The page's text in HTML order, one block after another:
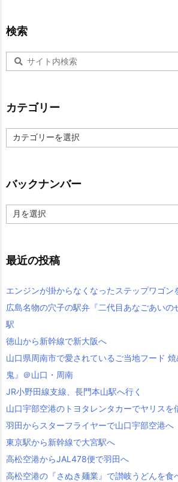
検索
カテゴリー
テ
ー
バックナンバー
ッ
ン
バ
最近の投稿
エンジンが掛からなくなったステップワゴン
広島名物の穴子の駅弁『二代目あなごあいの
駅
徳山から新幹線で新大阪へ
山口県周南市で愛されているご当地フード
鬼』＠山口・周南
JR小野田線支線、長門本山駅へ行く
山口宇部空港のトヨタレンタカーでヤリスを
羽田からスターフライヤーで山口宇部空港へ
東京駅から新幹線で大宮駅へ
高松空港からJAL478便で羽田へ
高松空港の『さぬき麺業』で讃岐うどんを食